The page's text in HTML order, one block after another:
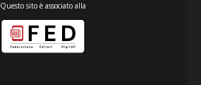
Questo sito è associato alla